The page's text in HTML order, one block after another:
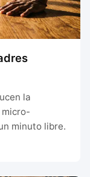
la
micro-
minuto libre.